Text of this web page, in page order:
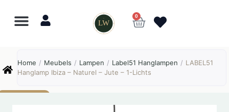
LW
0
Home / Meubels / Lampen / Label51 Hanglampen / LABEL51
Hanglamp Ibiza – Naturel – Jute – 1-Lichts
Online
⎯ ✕